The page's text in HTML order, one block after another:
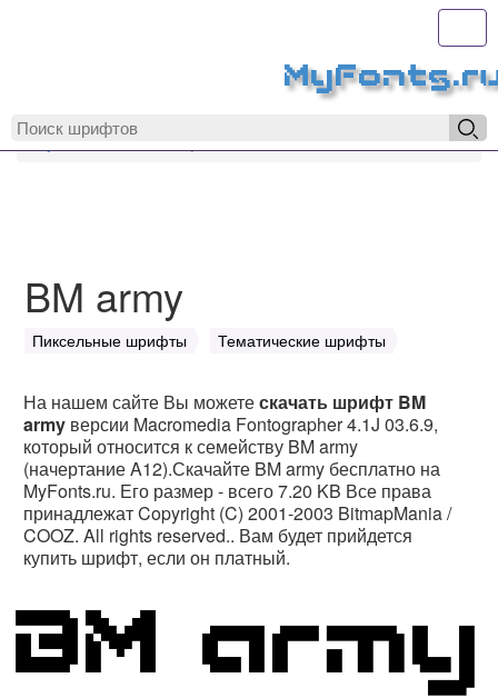
MyFonts.ru
BM army
Пиксельные шрифты Тематические шрифты
На нашем сайте Вы можетескачать шрифт BM
army версии Macromedia Fontographer 4.1J 03.6.9,
который относится к семейству BM army
(начертание A12).Скачайте BM army бесплатно на
MyFonts.ru. Его размер - всего 7.20 KB Все права
принадлежат Copyright (C) 2001‐2003 BitmapMania /
COOZ. All rights reserved.. Вам будет прийдется
купить шрифт, если он платный.